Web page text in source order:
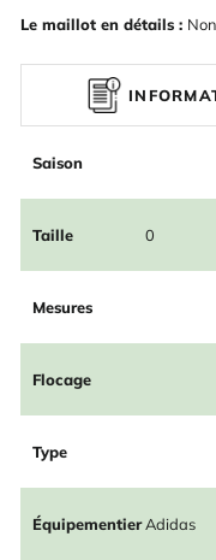
Le maillot en détails :
Saison
Taille 0
Mesures
Flocage
Type
ÉquipementierAdidas